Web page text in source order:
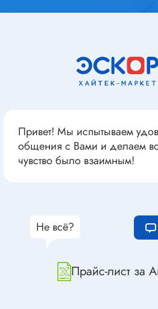
Привет! Мы испытываем
общения с Вами и делаем
чувство было взаимным!
Прайс-лист за
Не всё?